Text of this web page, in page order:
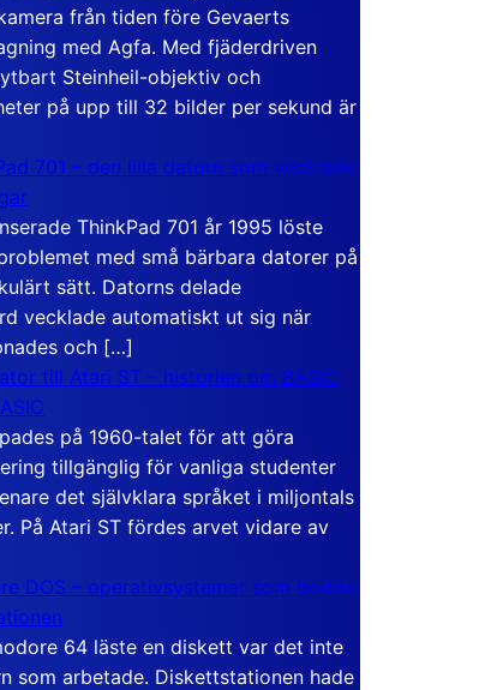
från tiden före Gevaerts
med Agfa. Med fjäderdriven
Steinheil-objektiv och
på upp till 32 bilder per sekund är
701 – den lilla datorn som vecklade
ThinkPad 701 år 1995 löste
med små bärbara datorer på
sätt. Datorns delade
vecklade automatiskt ut sig när
och […]
till Atari ST – historien om BASIC
på 1960-talet för att göra
tillgänglig för vanliga studenter
det självklara språket i miljontals
På Atari ST fördes arvet vidare av
DOS – operativsystemet som bodde
64 läste en diskett var det inte
som arbetade. Diskettstationen hade